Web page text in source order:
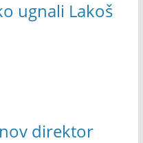
ugnali Lakoš
direktor